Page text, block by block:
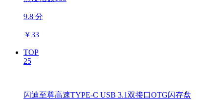
9.8 分
￥33
TOP
25
闪迪至尊高速TYPE-C USB 3.1双接口OTG闪存盘